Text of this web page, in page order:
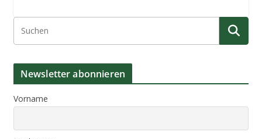
Newsletter abonnieren
Vorname